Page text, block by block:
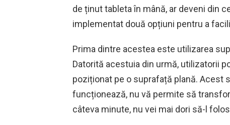
de ținut tableta în mână, ar deveni din
implementat două opțiuni pentru a
Prima dintre acestea este utilizarea
Datorită acestuia din urmă, utilizatorii
poziționat pe o suprafață plană. Acest
funcționează, nu vă permite să
câteva minute, nu vei mai dori să-l